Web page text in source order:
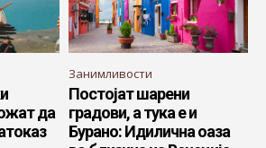
да
Занимливости
Постојат шарени
градови, а тука е и
Бурано: Идилична оаза